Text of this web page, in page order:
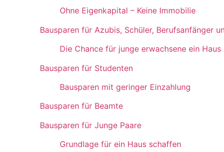
Ohne Eigenkapital – Keine Immobilie
Bausparen für Azubis, Schüler, Berufsanfänger
Die Chance für junge erwachsene ein Haus
Bausparen für Studenten
Bausparen mit geringer Einzahlung
Bausparen für Beamte
Bausparen für Junge Paare
Grundlage für ein Haus schaffen